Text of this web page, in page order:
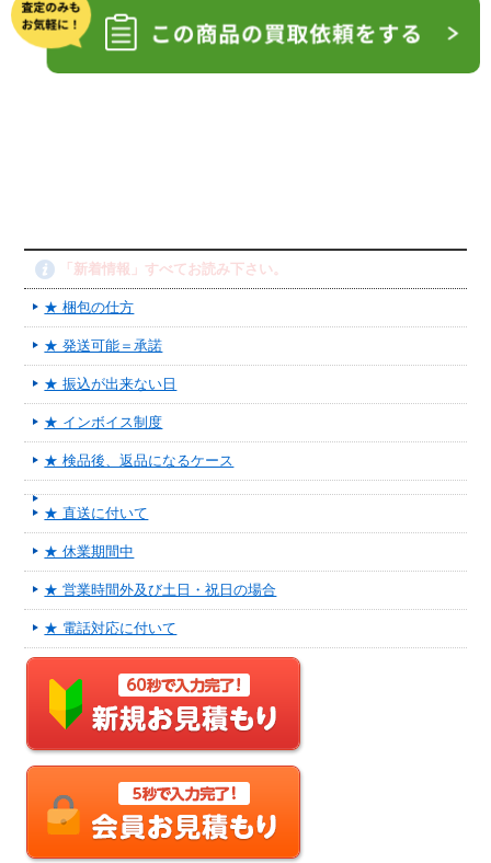
「新着情報」すべてお読み下さい。
★ 梱包の仕方
★ 発送可能＝承諾
★ 振込が出来ない日
★ インボイス制度
★ 検品後、返品になるケース
★ 直送に付いて
★ 休業期間中
★ 営業時間外及び土日・祝日の場合
★ 電話対応に付いて